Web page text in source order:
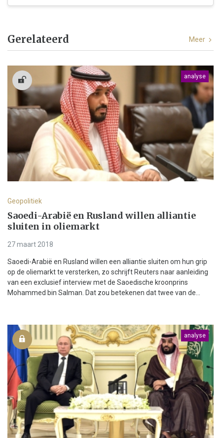
Gerelateerd Meer
analyse
Geopolitiek
Saoedi-Arabië en Rusland willen alliantie
sluiten in oliemarkt
27 maart 2018
Saoedi-Arabië en Rusland willen een alliantie sluiten om hun grip
op de oliemarkt te versterken, zo schrijft Reuters naar aanleiding
van een exclusief interview met de Saoedische kroonprins
Mohammed bin Salman. Dat zou betekenen dat twee van de...
analyse